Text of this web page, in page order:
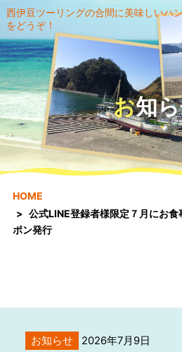
西伊豆ツーリングの合間に美味しいハ
をどうぞ！
お知
HOME
公式LINE登録者様限定７月にお
ポン発行
お知らせ 2026年7月9日